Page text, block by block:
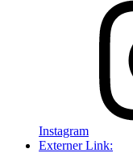
Instagram
Externer Link: